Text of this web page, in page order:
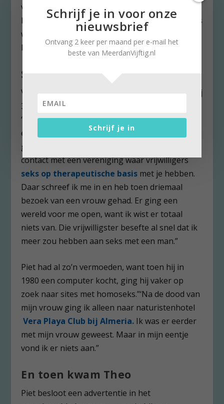
van 10×5 meter achterin onze grote tuin,
bouwde een tweede garage, een kelder die ik als
werkkamer gebruikte en een appartementje
boven de garages,” vertelt hij trots.
Seks op therapeutische basis
Vijf jaar geleden werd Piets vrouw ziek. Nadat hij
3 jaar haar mantelzorger was, overleed ze. Piet:
“Toen de huisarts daarna langskwam, uitte ik
een noodkreet dat ik na al die jaren onthouding
graag seks met iemand wilde. Zij bracht me in
contact met een vereniging waar vrijwilligers
seks op therapeutische basis met je hebben.
Daar schreef ik me in en heb toen driemaal
bezoek van een vrouw gehad. Er ging een
wereld voor me open, want ik wist er totaal
niets van. Die vrijwilligster besefte al snel dat ik
meer zou hebben aan seks met een man.”
Piet had al zo’n vermoeden, want toen hij in
1980 een computer kocht, ging hij vaker op
zoek naar sites met homoseks.”‘Na de dood van
mijn vrouw ging ik alleen naar naturistenhotel
Vera Playa Club bij Almeria. Ik was er eerder
met mijn vrouw geweest. Maar in mijn eentje
vond ik er niets aan.”
En toen kwam Theo
Piet besloot een advertentie in het
Schrijf je in voor onze
nieuwsbrief
Ontvang 2 keer per maand per e-mail het
beste van MeerdanVijftig.nl
Schrijf je in